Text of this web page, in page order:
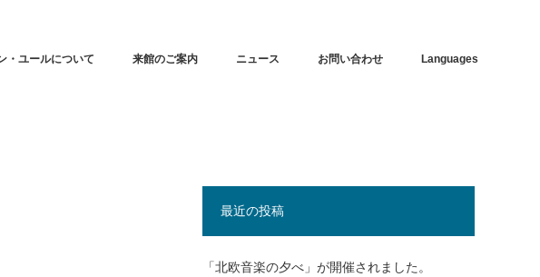
・ユールについて 来館のご案内 ニュース お問い合わせ Languages
最近の投稿
「北欧音楽の夕べ」が開催されました。